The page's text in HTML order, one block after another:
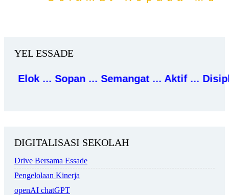
YEL ESSADE
k . .. S op an ... S emangat ... A kti f ... D isi plin ..
DIGITALISASI SEKOLAH
Drive Bersama Essade
Pengelolaan Kinerja
openAI chatGPT